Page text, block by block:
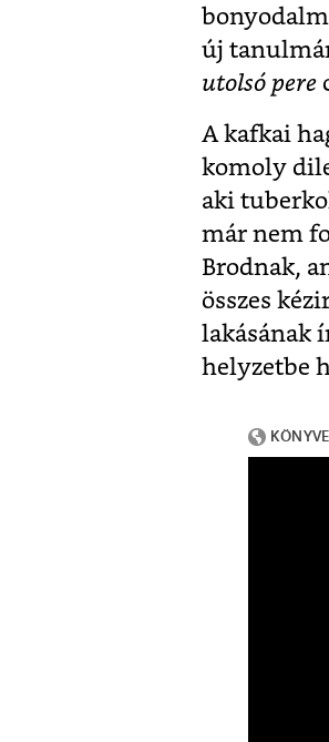
új
utolsó pere
A kafkai
komoly
aki
már nem
Brodnak,
összes
lakásának
helyzetbe